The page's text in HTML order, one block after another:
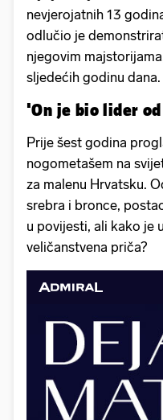
nevjerojatnih 13
odlučio je
njegovim
sljedećih godinu dana.
'On je bio lider
Prije šest godina
nogometašem na
za malenu Hrvatsku.
srebra i bronce,
u povijesti, ali kako je
veličanstvena priča?